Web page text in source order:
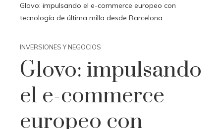
Glovo: impulsando el e-commerce europeo con
tecnología de última milla desde Barcelona
INVERSIONES Y NEGOCIOS
Glovo: impulsando
el e-commerce
europeo con